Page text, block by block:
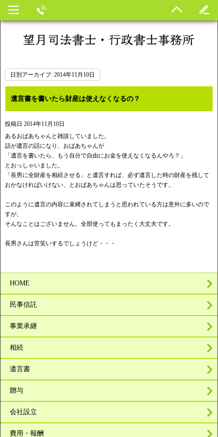
日別アーカイブ: 2014年11月10日
遺言書を書いたら財産は使えなくなるの？
投稿日 2014年11月10日
あるおばあちゃんと雑談していました。
話が遺言の話になり、おばあちゃんが
「遺言を書いたら、もう自分で自由にお金を使えなくなるんやろ？」
とおっしゃいました。
「長男に全財産を相続させる」と遺言すれば、必ず遺言した時の財産を残して
おかなければいけない、とおばあちゃんは思っていたそうです。
このように遺言の内容に束縛されてしまうと思われている方は意外に多いので
すが、
そんなことはございません。全部使ってもまったく大丈夫です。
長男さんは苦笑いするでしょうけど・・・
HOME
民事信託
事業承継
相続
遺言書
贈与
会社設立
費用・報酬